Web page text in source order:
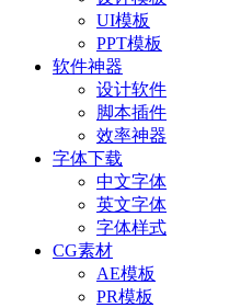
UI模板
PPT模板
软件神器
设计软件
脚本插件
效率神器
字体下载
中文字体
英文字体
字体样式
CG素材
AE模板
PR模板